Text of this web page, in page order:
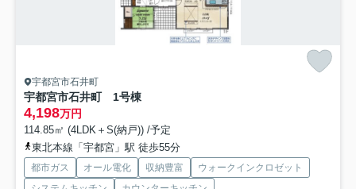
宇都宮市石井町
宇都宮市石井町 1号棟
4,198万円
114.85㎡ (4LDK＋S(納戸)) /予定
東北本線「宇都宮」駅 徒歩55分
都市ガス オール電化 収納豊富
ウォークインクロゼット